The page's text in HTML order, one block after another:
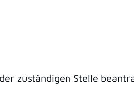
zuständigen Stelle